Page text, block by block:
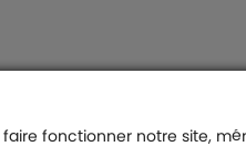
fonctionner notre site,